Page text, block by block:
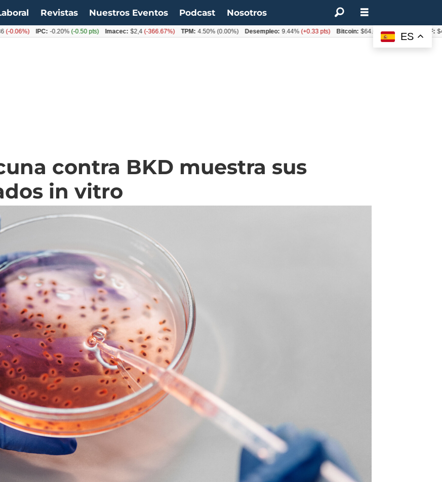
Revistas Nuestros Eventos Podcast Nosotros
contra BKD muestra sus
in vitro
ES
IPC: -0.20%(-0.50 pts) Imacec: $2,4(-366.67%) TPM: 4.50%(0.00%) Desempleo: 9.44%(+0.33 pts) Bitcoin: $64.600,08(+2.93%)